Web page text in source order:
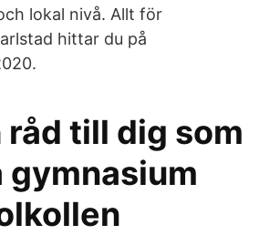
lokal nivå. Allt för
hittar du på
råd till dig som
gymnasium